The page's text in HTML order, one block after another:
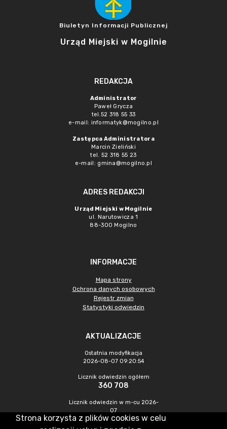
Biuletyn Informacji Publicznej
Urząd Miejski w Mogilnie
REDAKCJA
Administrator
Paweł Grycza
tel.52 318 55 33
e-mail: informatyk@mogilno.pl
Zastępca Administratora
Marcin Zieliński
tel. 52 318 55 23
e-mail: gmina@mogilno.pl
ADRES REDAKCJI
Urząd Miejski w Mogilnie
ul. Narutowicza 1
88-300 Mogilno
INFORMACJE
Mapa strony
Ochrona danych osobowych
Rejestr zmian
Statystyki odwiedzin
AKTUALIZACJE
Ostatnia modyfikacja
2026-08-07 09:20:54
Licznik odwiedzin ogółem
360 708
Licznik odwiedzin w m-cu 2026-
07
1 353
Strona korzysta z plików cookies w celu